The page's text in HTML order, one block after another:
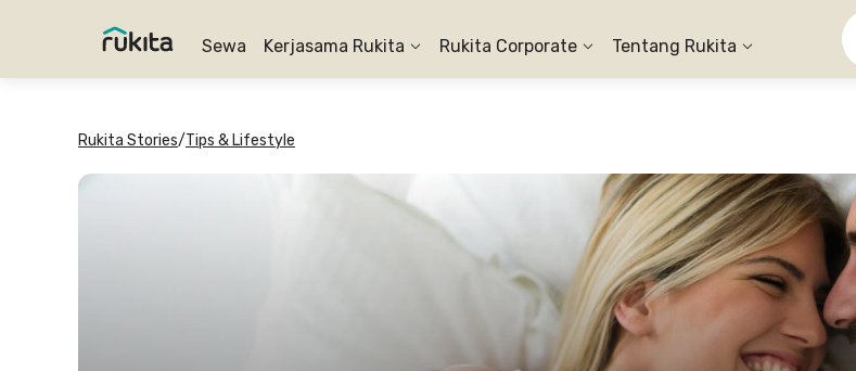
Sewa Kerjasama Rukita Rukita Corporate Tentang Rukita
Rukita Stories/Tips & Lifestyle